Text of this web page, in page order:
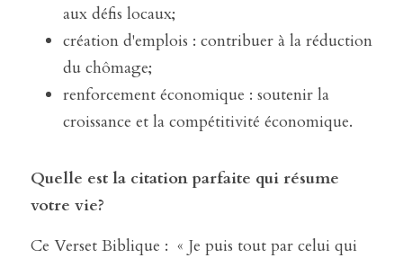
aux défis locaux;
création d'emplois : contribuer à la réduction
du chômage;
renforcement économique : soutenir la
croissance et la compétitivité économique.
Quelle est la citation parfaite qui résume
votre vie?
Ce Verset Biblique :  « Je puis tout par celui qui